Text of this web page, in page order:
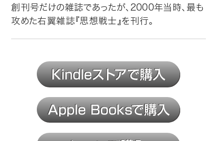
創刊号だけの雑誌であったが、2000年当時、最も
攻めた右翼雑誌『思想戦士』を刊行。